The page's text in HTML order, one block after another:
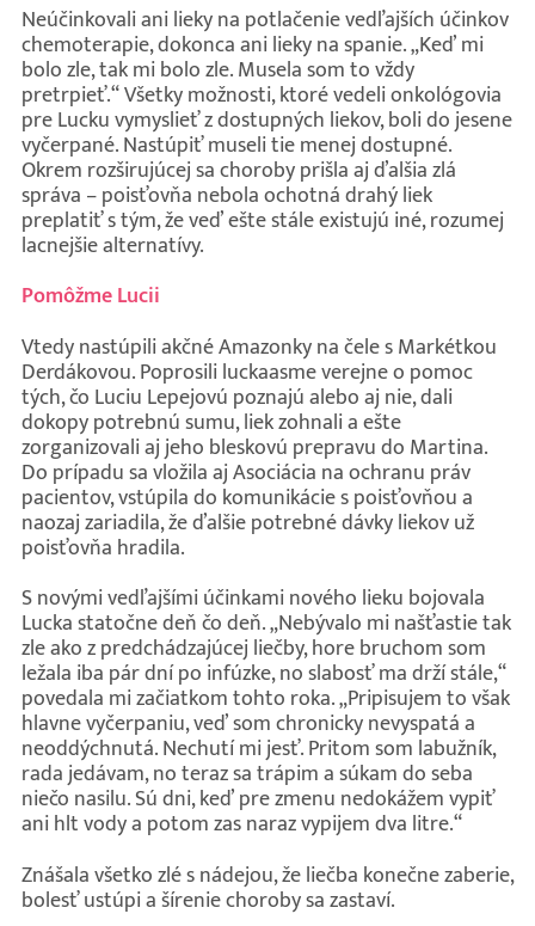
Neúčinkovali ani lieky na potlačenie vedľajších účinkov
chemoterapie, dokonca ani lieky na spanie. „Keď mi
bolo zle, tak mi bolo zle. Musela som to vždy
pretrpieť.“ Všetky možnosti, ktoré vedeli onkológovia
pre Lucku vymyslieť z dostupných liekov, boli do jesene
vyčerpané. Nastúpiť museli tie menej dostupné.
Okrem rozširujúcej sa choroby prišla aj ďalšia zlá
správa – poisťovňa nebola ochotná drahý liek
preplatiť s tým, že veď ešte stále existujú iné, rozumej
lacnejšie alternatívy.
Pomôžme Lucii
Vtedy nastúpili akčné Amazonky na čele s Markétkou
Derdákovou. Poprosili luckaasme verejne o pomoc
tých, čo Luciu Lepejovú poznajú alebo aj nie, dali
dokopy potrebnú sumu, liek zohnali a ešte
zorganizovali aj jeho bleskovú prepravu do Martina.
Do prípadu sa vložila aj Asociácia na ochranu práv
pacientov, vstúpila do komunikácie s poisťovňou a
naozaj zariadila, že ďalšie potrebné dávky liekov už
poisťovňa hradila.
S novými vedľajšími účinkami nového lieku bojovala
Lucka statočne deň čo deň. „Nebývalo mi našťastie tak
zle ako z predchádzajúcej liečby, hore bruchom som
ležala iba pár dní po infúzke, no slabosť ma drží stále,“
povedala mi začiatkom tohto roka. „Pripisujem to však
hlavne vyčerpaniu, veď som chronicky nevyspatá a
neoddýchnutá. Nechutí mi jesť. Pritom som labužník,
rada jedávam, no teraz sa trápim a súkam do seba
niečo nasilu. Sú dni, keď pre zmenu nedokážem vypiť
ani hlt vody a potom zas naraz vypijem dva litre.“
Znášala všetko zlé s nádejou, že liečba konečne zaberie,
bolesť ustúpi a šírenie choroby sa zastaví.